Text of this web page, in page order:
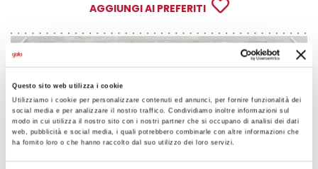
Questo sito web utilizza i cookie
Utilizziamo i cookie per personalizzare contenuti ed annunci, per fornire funzionalità dei
social media e per analizzare il nostro traffico. Condividiamo inoltre informazioni sul
modo in cui utilizza il nostro sito con i nostri partner che si occupano di analisi dei dati
web, pubblicità e social media, i quali potrebbero combinarle con altre informazioni che
ha fornito loro o che hanno raccolto dal suo utilizzo dei loro servizi.
AGGIUNGI AI PREFERITI
Precedente